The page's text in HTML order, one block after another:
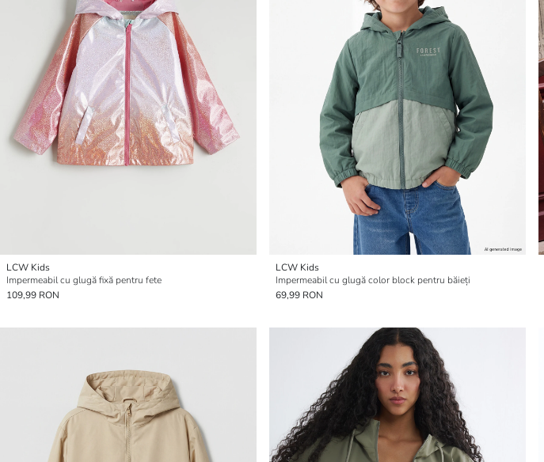
LCW Kids
Impermeabil cu glugă fixă pentru fete
109,99 RON
LCW Kids
Impermeabil cu glugă color block pentru băieți
69,99 RON